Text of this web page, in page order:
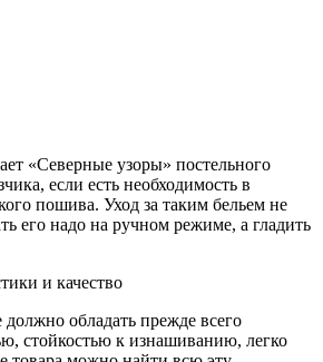
«Северные узоры» постельного
если есть необходимость в
пошива. Уход за таким бельем не
его надо на ручном режиме, а гладить
и качество
должно обладать прежде всего
стойкостью к изнашиванию, легко